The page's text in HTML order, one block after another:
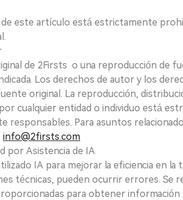
de este artículo está estrictamente
de 2Firsts o una reproducción de
Los derechos de autor y los
original. La reproducción,
cualquier entidad o individuo está
responsables. Para asuntos
info@2firsts.com
por Asistencia de IA
IA para mejorar la eficiencia en la
técnicas, pueden ocurrir errores. Se
para obtener información